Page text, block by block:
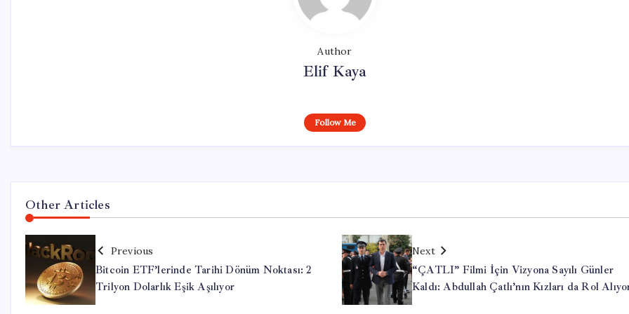
Author
Elif Kaya
Follow Me
Other Articles
Previous
Bitcoin ETF’lerinde Tarihi Dönüm Noktası: 2
Trilyon Dolarlık Eşik Aşılıyor
Next
“ÇATLI” Filmi İçin Vizyona Sayılı Günler
Kaldı: Abdullah Çatlı’nın Kızları da Rol